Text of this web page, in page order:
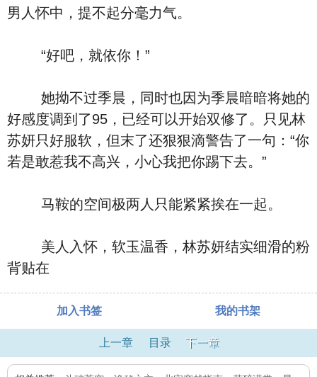
男人怀中，提不起分毫力气。
“好吧，就依你！”
她拗不过季晨，同时也因为季晨暗暗将她的
好感度调到了95，已经可以开始双修了。只见林
苏妍只好服软，但末了还狠狠滴警告了一句：“你
若是敢惹我不高兴，小心我把你踢下去。”
马鞍的空间极两人只能紧紧挨在一起。
美人入怀，软玉温香，林苏妍结实细滑的粉
背贴在
加入书签 我的书架
上一章 目录 下一章